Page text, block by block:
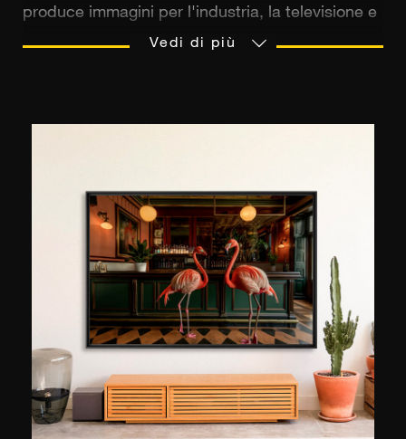
produce immagini per l'industria, la televisione e
la pubblicità da oltre trent'anni. Si è formato alla
internazionale Affordable Art. Recentemente ha
presentato la sua serie “Segunda Pieles” a
Londra e poi a Hong Kong. Il suo lavoro è inoltre
ampiamente pubblicato su riviste specializzate
come Vogue, Vanity Fair e The Guardian. Artista
affermato, trova la sua ispirazione in tutti i tipi di
soggetti, siano essi architettura contemporanea,
paesaggi urbani o ritratti.
Vedi di più